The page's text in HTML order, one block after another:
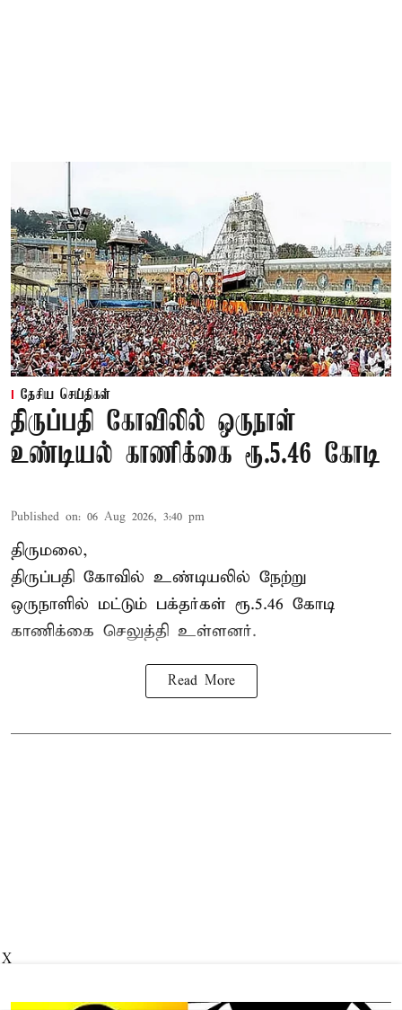
தேசிய செய்திகள்
திருப்பதி கோவிலில் ஒருநாள்
உண்டியல் காணிக்கை ரூ.5.46 கோடி
Published on: 06 Aug 2026, 3:40 pm
திருமலை,
திருப்பதி கோவில் உண்டியலில் நேற்று
ஒருநாளில் மட்டும் பக்தர்கள் ரூ.5.46 கோடி
காணிக்கை செலுத்தி உள்ளனர்.
Read More
X